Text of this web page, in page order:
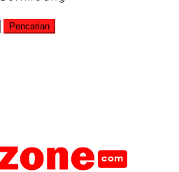
Pencarian